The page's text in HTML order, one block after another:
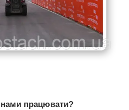
працювати?